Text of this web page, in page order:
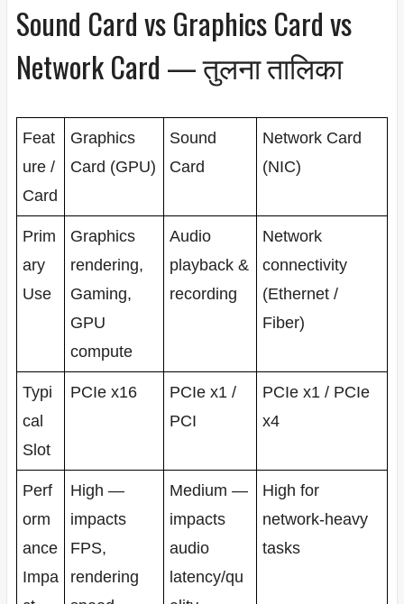
Sound Card vs Graphics Card vs
Network Card — तुलना तालिका
Feat
ure /
Card
Graphics
Card (GPU)
Sound
Card
Network Card
(NIC)
Prim
ary
Use
Graphics
rendering,
Gaming,
GPU
compute
Audio
playback &
recording
Network
connectivity
(Ethernet /
Fiber)
Typi
cal
Slot
PCIe x16
PCIe x1 /
PCI
PCIe x1 / PCIe
x4
Perf
orm
ance
Impa
High —
impacts
FPS,
rendering
Medium —
impacts
audio
latency/qu
High for
network-heavy
tasks